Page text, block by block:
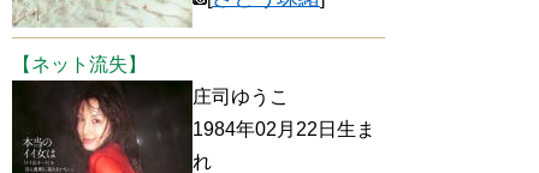
【ネット流失】
庄司ゆうこ
1984年02月22日生ま
れ